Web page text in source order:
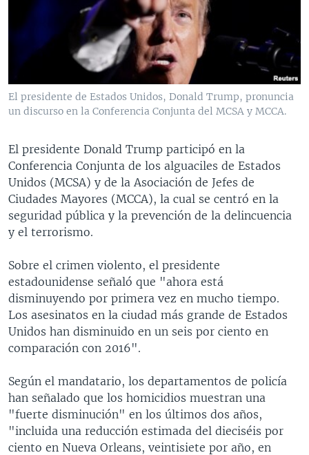
BRASIL
ENTRETENIMIENTO Y CULTURA
TECNOLOGÍA
DEPORTES
CIENCIA Y SALUD
VIDEOS
FOTOGRAFÍA
AUDIOS
PROGRAMAS TV
EL MUNDO AL DÍA
FORO INTERAMERICANO
VISIÓN 360
PANORAMA
RADIO
AVANCE INFORMATIVO
AUDIONOTICIAS
ESTADOS UNIDOS AL DÍA
EL MUNDO AL DÍA [RADIO]
FORO [RADIO]
DEPORTIVO INTERNACIONAL
NOTA ECONÓMICA
ENTRETENIMIENTO
DIRECT
DOCUMENTALES DE LA VOA
Learning English
SÍGANOS
El presidente de Estados Unidos, Donald Trump, pronuncia
un discurso en la Conferencia Conjunta del MCSA y MCCA.
El presidente Donald Trump participó en la
Conferencia Conjunta de los alguaciles de Estados
Unidos (MCSA) y de la Asociación de Jefes de
Ciudades Mayores (MCCA), la cual se centró en la
seguridad pública y la prevención de la delincuencia
y el terrorismo.
Sobre el crimen violento, el presidente
estadounidense señaló que "ahora está
disminuyendo por primera vez en mucho tiempo.
Los asesinatos en la ciudad más grande de Estados
Unidos han disminuido en un seis por ciento en
comparación con 2016".
Según el mandatario, los departamentos de policía
han señalado que los homicidios muestran una
"fuerte disminución" en los últimos dos años,
"incluida una reducción estimada del dieciséis por
ciento en Nueva Orleans, veintisiete por año, en